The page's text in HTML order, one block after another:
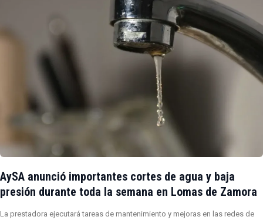
AySA anunció importantes cortes de agua y baja
presión durante toda la semana en Lomas de Zamora
La prestadora ejecutará tareas de mantenimiento y mejoras en las redes de